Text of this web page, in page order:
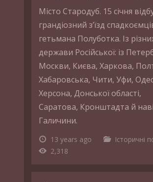
Місто Стародуб. 15 січня
грандіозний з’їзд
гетьмана Полуботка. Із
держави Російської: із
Москви, Києва, Харкова,
Хабаровська, Чити, Уфи,
Херсона, Донської області,
Саратова, Кронштадта й
Галичини.
13 years ago
Історичні
2,318